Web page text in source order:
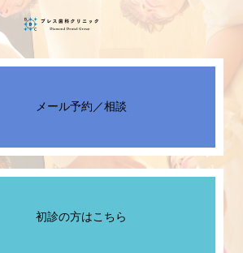
メール予約／相談
初診の方はこちら